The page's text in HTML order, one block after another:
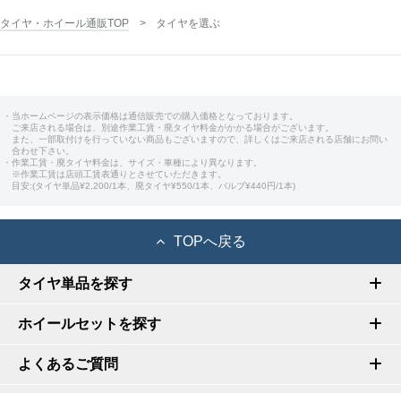
タイヤ・ホイール通販TOP タイヤを選ぶ
・当ホームページの表示価格は通信販売での購入価格となっております。
ご来店される場合は、別途作業工賃・廃タイヤ料金がかかる場合がございます。
また、一部取付けを行っていない商品もございますので、詳しくはご来店される店舗にお問い
合わせ下さい。
・作業工賃・廃タイヤ料金は、サイズ・車種により異なります。
※作業工賃は店頭工賃表通りとさせていただきます。
目安:(タイヤ単品¥2,200/1本、廃タイヤ¥550/1本、バルブ¥440円/1本)
TOPへ戻る
タイヤ単品を探す
ホイールセットを探す
よくあるご質問